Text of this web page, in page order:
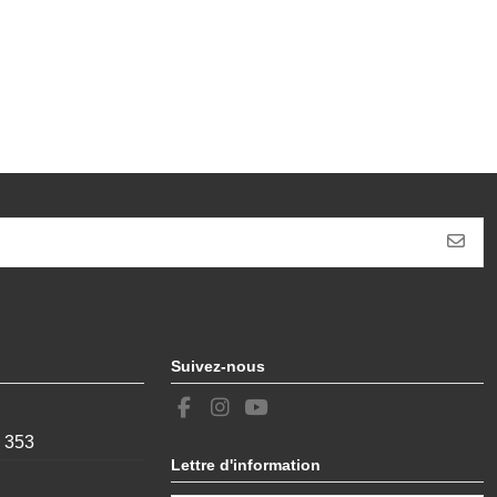
353
Suivez-nous
Lettre d'information